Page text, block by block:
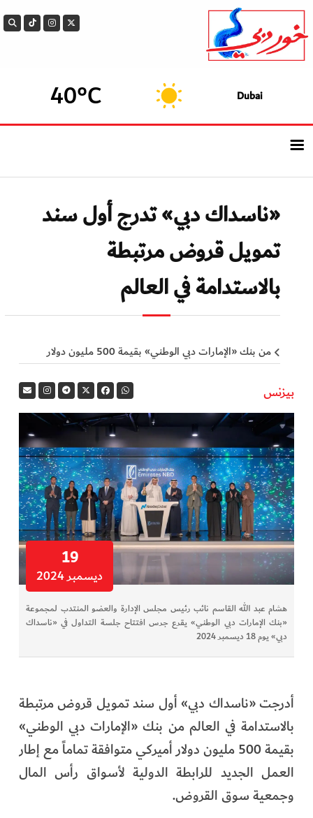
Dubai
40°C
الرئيسيــة
أحدث الأخبار
سوالف الدار
بيزنس
فن وثقافة
كوكب دبي
تقارير الخور
فيديو
كل الأقسام
أبناء الديرة
الفرجان
من العالم
الأكثر قراءة
«ناسداك دبي» تدرج أول سند
تمويل قروض مرتبطة
بالاستدامة في العالم
من بنك «الإمارات دبي الوطني» بقيمة 500 مليون دولار
بيزنس
19
ديسمبر 2024
هشام عبد الله القاسم نائب رئيس مجلس الإدارة والعضو المنتدب لمجموعة
«بنك الإمارات دبي الوطني» يقرع جرس افتتاح جلسة التداول في «ناسداك
دبي» يوم 18 ديسمبر 2024
أدرجت «ناسداك دبي» أول سند تمويل قروض مرتبطة
بالاستدامة في العالم من بنك «الإمارات دبي الوطني»
بقيمة 500 مليون دولار أميركي متوافقة تماماً مع إطار
العمل الجديد للرابطة الدولية لأسواق رأس المال
وجمعية سوق القروض.